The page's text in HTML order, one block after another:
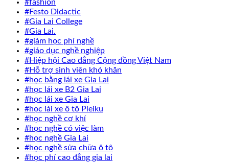
#fashion
#Festo Didactic
#Gia Lai College
#Gia Lai.
#giảm học phí nghề
#giáo dục nghề nghiệp
#Hiệp hội Cao đẳng Cộng đồng Việt Nam
#Hỗ trợ sinh viên khó khăn
#học bằng lái xe Gia Lai
#học lái xe B2 Gia Lai
#học lái xe Gia Lai
#học lái xe ô tô Pleiku
#học nghề cơ khí
#học nghề có việc làm
#học nghề Gia Lai
#học nghề sửa chữa ô tô
#học phí cao đẳng gia lai